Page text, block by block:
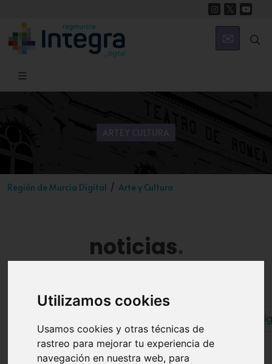
Utilizamos cookies
Usamos cookies y otras técnicas de
rastreo para mejorar tu experiencia de
navegación en nuestra web, para
Región de Murcia Digital Arte y Cultura
noticias
Resultados 31 - 60 de 847